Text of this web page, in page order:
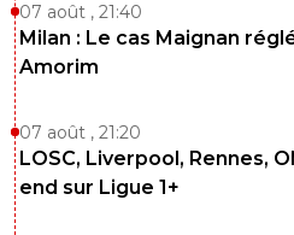
Le mot de Kylian a fait
quand on parle de
Eisie37
Que toute cette clique
07 août , 21:40
Milan : Le cas Maignan
Amorim
07 août , 21:20
LOSC, Liverpool, Rennes,
end sur Ligue 1+